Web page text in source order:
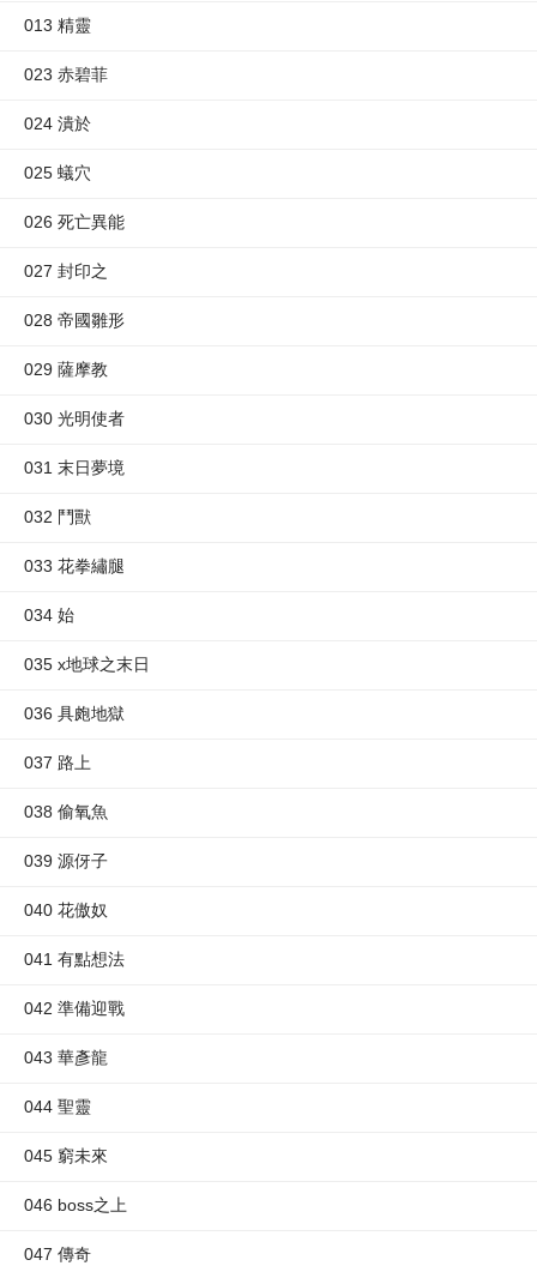
013 精靈
023 赤碧菲
024 潰於
025 蟻穴
026 死亡異能
027 封印之
028 帝國雛形
029 薩摩教
030 光明使者
031 末日夢境
032 鬥獸
033 花拳繡腿
034 始
035 x地球之末日
036 具皰地獄
037 路上
038 偷氧魚
039 源伢子
040 花傲奴
041 有點想法
042 準備迎戰
043 華彥龍
044 聖靈
045 窮未來
046 boss之上
047 傳奇